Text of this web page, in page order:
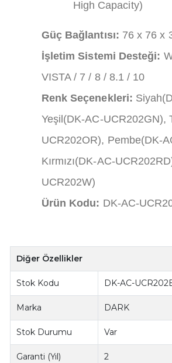
High Capacity)
Güç Bağlantısı: 76 x 76 x
İşletim Sistemi Desteği:
VISTA / 7 / 8 / 8.1 / 10
Renk Seçenekleri:
Yeşil(DK-AC-UCR202GN),
UCR202OR), Pembe(DK-
Kırmızı(DK-AC-
UCR202W)
Ürün Kodu: DK-AC-
Diğer Özellikler
Stok Kodu DK-AC-
Marka DARK
Stok Durumu Var
Garanti (Yıl) 2